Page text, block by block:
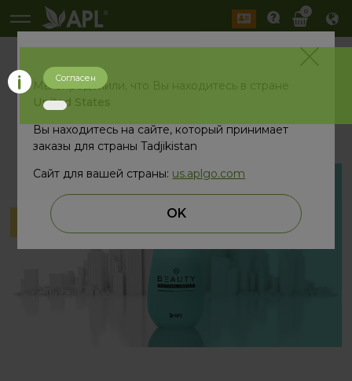
0
назад
Скоро
в продаже
Мы определили, что Вы находитесь в стране
United States
Вы находитесь на сайте, который принимает
заказы для страны Tadjikistan
Сайт для вашей страны: us.aplgo.com
OK
Согласен